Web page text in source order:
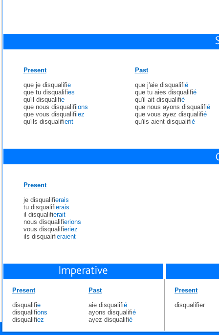
Present
que je disqualifie
que tu disqualifies
qu'il disqualifie
que nous disqualifiions
que vous disqualifiiez
qu'ils disqualifient
Past
que j'aie disqualifié
que tu aies disqualifié
qu'il ait disqualifié
que nous ayons disqualifié
que vous ayez disqualifié
qu'ils aient disqualifié
Present
je disqualifierais
tu disqualifierais
il disqualifierait
nous disqualifierions
vous disqualifieriez
ils disqualifieraient
Present
disqualifie
disqualifions
disqualifiez
Past
aie disqualifié
ayons disqualifié
ayez disqualifié
Present
disqualifier